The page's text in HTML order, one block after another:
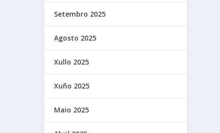
Setembro 2025
Agosto 2025
Xullo 2025
Xuño 2025
Maio 2025